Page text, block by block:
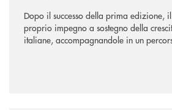
Dopo il successo della prima edizione,
proprio impegno a sostegno della
italiane, accompagnandole in un